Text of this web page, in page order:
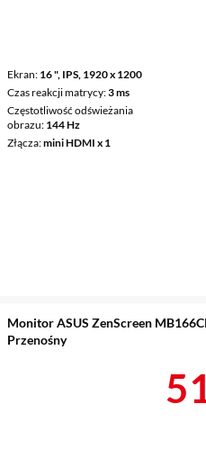
Ekran 16 ", IPS, 1920 x 1200
Czas reakcji matrycy 3 ms
Częstotliwość odświeżania
obrazu 144 Hz
Złącza mini HDMI x 1
Monitor ASUS ZenScreen
Przenośny